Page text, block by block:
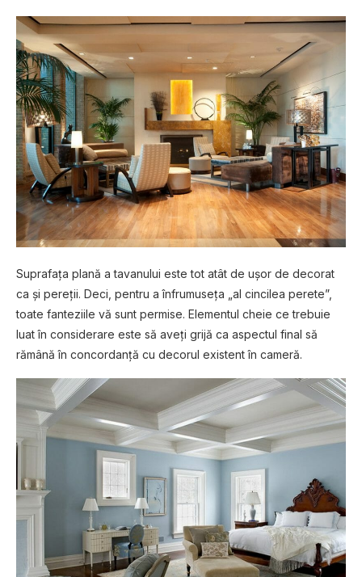
Suprafața plană a tavanului este tot atât de ușor de decorat
ca și pereții. Deci, pentru a înfrumuseța „al cincilea perete”,
toate fanteziile vă sunt permise. Elementul cheie ce trebuie
luat în considerare este să aveți grijă ca aspectul final să
rămână în concordanță cu decorul existent în cameră.